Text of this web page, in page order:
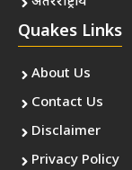
Quakes Links
About Us
Contact Us
Disclaimer
Privacy Policy